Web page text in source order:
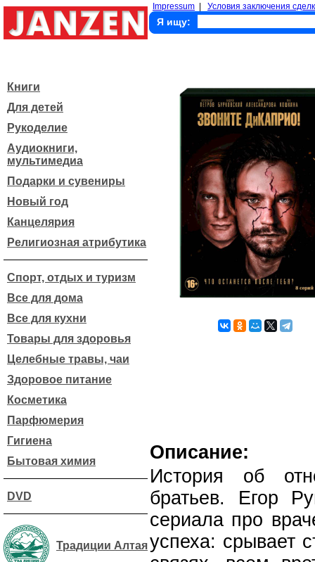
Impressum Условия заключения
Я ищу:
Книги
Для детей
Рукоделие
Аудиокниги,
мультимедиа
Подарки и сувениры
Новый год
Канцелярия
Религиозная атрибутика
Спорт, отдых и туризм
Все для дома
Все для кухни
Товары для здоровья
Целебные травы, чаи
Здоровое питание
Косметика
Парфюмерия
Гигиена
Бытовая химия
DVD
Традиции Алтая
Описание:
История об
братьев. Егор
сериала про
успеха: срывает